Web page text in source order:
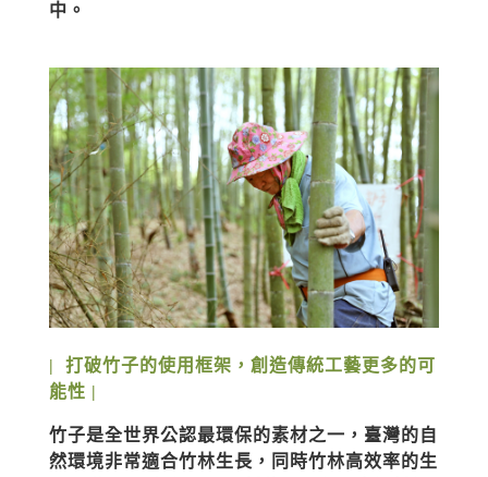
中。
|  打破竹子的使用框架，創造傳統工藝更多的可
能性 |
竹子是全世界公認最環保的素材之一，臺灣的自
然環境非常適合竹林生長，同時竹林高效率的生